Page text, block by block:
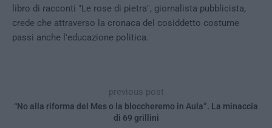
libro di racconti "Le rose di pietra", giornalista pubblicista,
crede che attraverso la cronaca del cosiddetto costume
passi anche l'educazione politica.
previous post
“No alla riforma del Mes o la bloccheremo in Aula”. La minaccia
di 69 grillini